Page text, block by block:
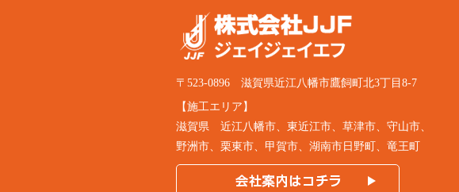
〒523-0896 滋賀県近江八幡市鷹飼町北3丁目8-7
【施工エリア】
滋賀県 近江八幡市、 東近江市、草津市、守山市、
野洲市、栗東市、甲賀市、湖南市日野町、竜王町